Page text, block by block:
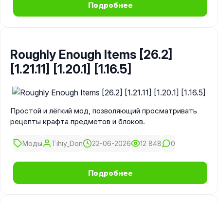
Подробнее
Roughly Enough Items [26.2]
[1.21.11] [1.20.1] [1.16.5]
Простой и лёгкий мод, позволяющий просматривать
рецепты крафта предметов и блоков.
Моды Tihiy_Don 22-06-2026 12 848 0
Подробнее